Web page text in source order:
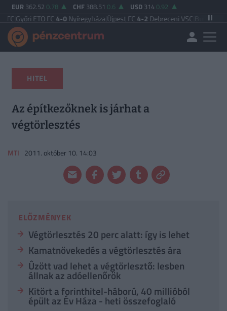
EUR 362.52 0.78 CHF 388.51 0.6 USD 314 0.92
FC4-0Nyíregyháza|Újpest FC4-2Debreceni VSC|Budapest Honvéd FC
HITEL
Az építkezőknek is járhat a
végtörlesztés
MTI 2011. október 10. 14:03
ELŐZMÉNYEK
Végtörlesztés 20 perc alatt: így is lehet
Kamatnövekedés a végtörlesztés ára
Ûzött vad lehet a végtörlesztő: lesben
állnak az adóellenőrök
Kitört a forinthitel-háború, 40 millióból
épült az Év Háza - heti összefoglaló